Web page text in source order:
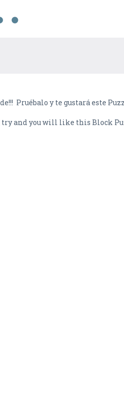
Pruébalo y te gustará este
try and you will like this Block